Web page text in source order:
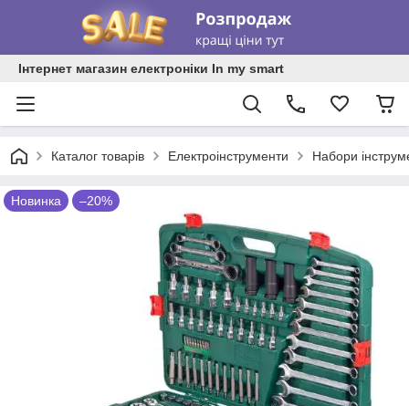
Інтернет магазин електроніки In my smart
Каталог товарів Електроінструменти Набори
Новинка –20%